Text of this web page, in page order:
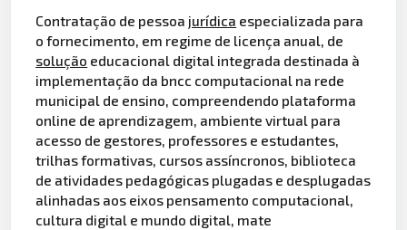
Contratação de pessoa jurídica especializada para
o fornecimento, em regime de licença anual, de
solução educacional digital integrada destinada à
implementação da bncc computacional na rede
municipal de ensino, compreendendo plataforma
online de aprendizagem, ambiente virtual para
acesso de gestores, professores e estudantes,
trilhas formativas, cursos assíncronos, biblioteca
de atividades pedagógicas plugadas e desplugadas
alinhadas aos eixos pensamento computacional,
cultura digital e mundo digital, mate